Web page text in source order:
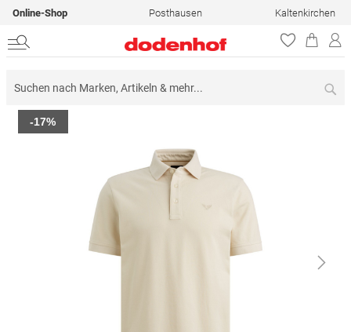
Online-Shop Posthausen Kaltenkirchen
Zum
Ende
-17%